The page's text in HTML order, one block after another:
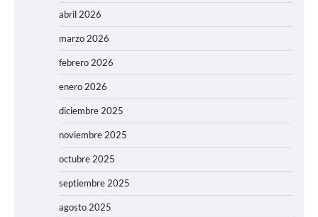
abril 2026
marzo 2026
febrero 2026
enero 2026
diciembre 2025
noviembre 2025
octubre 2025
septiembre 2025
agosto 2025